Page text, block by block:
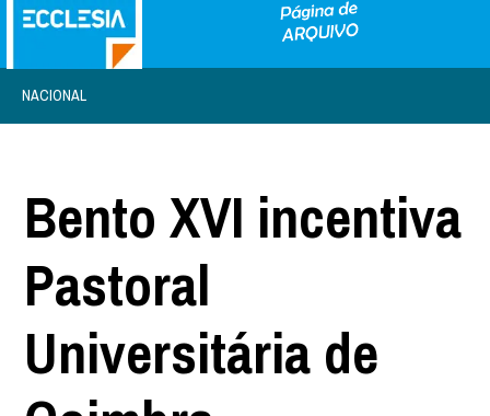
NACIONAL
Bento XVI incentiva
Pastoral
Universitária de